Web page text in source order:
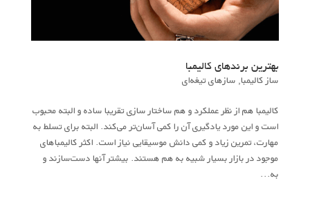
بهترین برندهای کالیمبا
ساز کالیمبا, سازهای تیغه‌ای
کالیمبا هم از نظر عملکرد و هم ساختار سازی تقریبا ساده و البته محبوب
است و این مورد یادگیری آن را کمی آسان‌تر می‌کند. البته برای تسلط به
مهارت، تمرین زیاد و کمی دانش موسیقایی نیاز است. اکثر کالیمباهای
موجود در بازار بسیار شبیه به هم هستند. بیشتر آنها دست‌سازند و
به...